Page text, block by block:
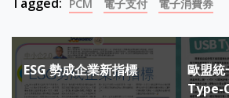
PCM 電子支付 電子消費券
Post
navigation
ESG 勢成企業新指標
歐盟統
Type-